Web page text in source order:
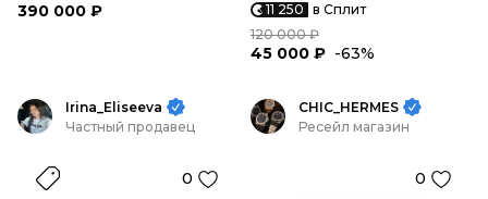
390 000 ₽
11 250 в Сплит
120 000 ₽
45 000 ₽ -63%
Irina_Eliseeva
Частный продавец
0
CHIC_HERMES
Ресейл магазин
0